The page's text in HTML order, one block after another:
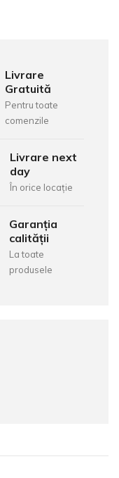
Livrare
Gratuită
Pentru toate
comenzile
Livrare next
day
În orice locație
Garanția
calității
La toate
produsele